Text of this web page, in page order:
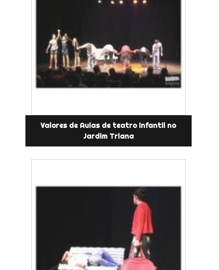
Valores de Aulas de teatro infantil no
Jardim Triana